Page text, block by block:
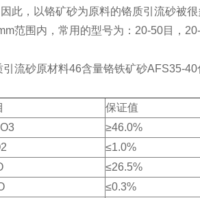
，以铬矿砂为原料的铬质引流砂被很
范围内，常用的型号为：20-50目，
引流砂原材料46含量铬铁矿砂AFS35-40
保证值
≥46.0%
≤1.0%
≤26.5%
≤0.3%